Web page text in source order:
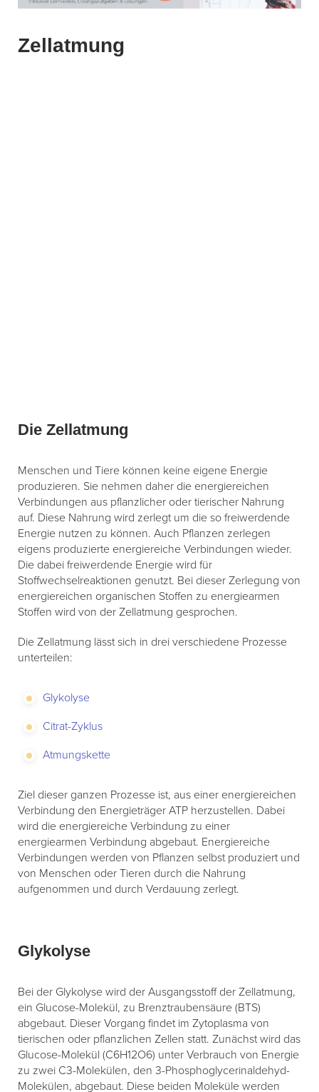
Zellatmung
Die Zellatmung
Menschen und Tiere können keine eigene Energie
produzieren. Sie nehmen daher die energiereichen
Verbindungen aus pflanzlicher oder tierischer Nahrung
auf. Diese Nahrung wird zerlegt um die so freiwerdende
Energie nutzen zu können. Auch Pflanzen zerlegen
eigens produzierte energiereiche Verbindungen wieder.
Die dabei freiwerdende Energie wird für
Stoffwechselreaktionen genutzt. Bei dieser Zerlegung von
energiereichen organischen Stoffen zu energiearmen
Stoffen wird von der Zellatmung gesprochen.
Die Zellatmung lässt sich in drei verschiedene Prozesse
unterteilen:
Glykolyse
Citrat-Zyklus
Atmungskette
Ziel dieser ganzen Prozesse ist, aus einer energiereichen
Verbindung den Energieträger ATP herzustellen. Dabei
wird die energiereiche Verbindung zu einer
energiearmen Verbindung abgebaut. Energiereiche
Verbindungen werden von Pflanzen selbst produziert und
von Menschen oder Tieren durch die Nahrung
aufgenommen und durch Verdauung zerlegt.
Glykolyse
Bei der Glykolyse wird der Ausgangsstoff der Zellatmung,
ein Glucose-Molekül, zu Brenztraubensäure (BTS)
abgebaut. Dieser Vorgang findet im Zytoplasma von
tierischen oder pflanzlichen Zellen statt. Zunächst wird das
Glucose-Molekül (C6H12O6) unter Verbrauch von Energie
zu zwei C3-Molekülen, den 3-Phosphoglycerinaldehyd-
Molekülen, abgebaut. Diese beiden Moleküle werden